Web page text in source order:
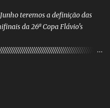
teremos a definição das
da 26ª Copa Flávio's
Nome: Cleison